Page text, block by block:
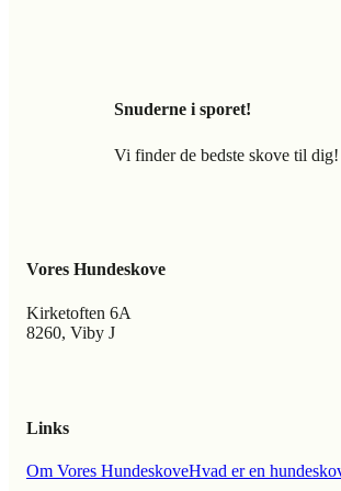
Snuderne i sporet!
Vi finder de bedste skove til dig!
Vores Hundeskove
Kirketoften 6A
8260, Viby J
Links
Om Vores HundeskoveHvad er en